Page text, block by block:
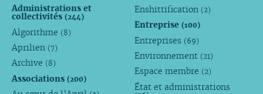
Administrations et
collectivités (244)
Algorithme (8)
Aprilien (7)
Archive (8)
Associations (200)
Enshittification (2)
Entreprise(100)
Entreprises (69)
Environnement (21)
Espace membre (2)
État et administrations